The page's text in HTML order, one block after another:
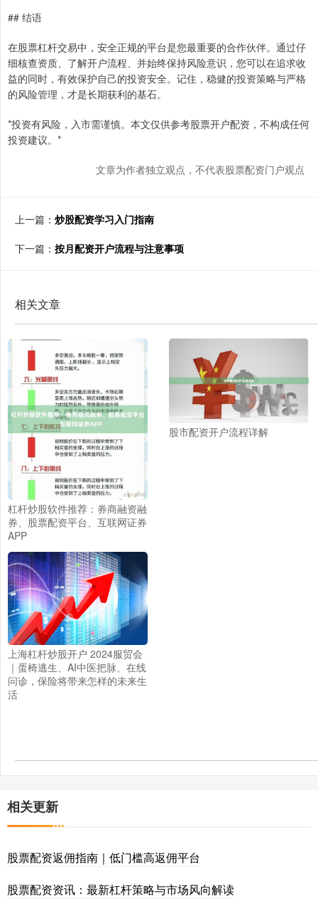
## 结语
在股票杠杆交易中，安全正规的平台是您最重要的合作伙伴。通过仔
细核查资质、了解开户流程、并始终保持风险意识，您可以在追求收
益的同时，有效保护自己的投资安全。记住，稳健的投资策略与严格
的风险管理，才是长期获利的基石。
*投资有风险，入市需谨慎。本文仅供参考股票开户配资，不构成任何
投资建议。*
文章为作者独立观点，不代表股票配资门户观点
上一篇： 炒股配资学习入门指南
下一篇： 按月配资开户流程与注意事项
相关文章
杠杆炒股软件推荐：券商融资融
券、股票配资平台、互联网证券
APP
股市配资开户流程详解
上海杠杆炒股开户 2024服贸会
｜蛋椅逃生、AI中医把脉、在线
问诊，保险将带来怎样的未来生
活
相关更新
股票配资返佣指南｜低门槛高返佣平台
股票配资资讯：最新杠杆策略与市场风向解读